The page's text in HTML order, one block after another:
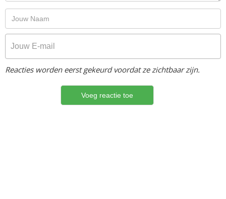
Reacties worden eerst gekeurd voordat ze zichtbaar zijn.